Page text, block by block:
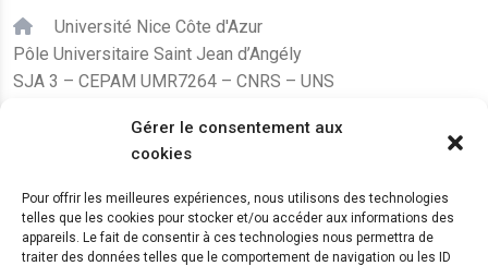
Gérer le consentement aux
cookies
Pour offrir les meilleures expériences, nous utilisons des technologies
telles que les cookies pour stocker et/ou accéder aux informations des
appareils. Le fait de consentir à ces technologies nous permettra de
traiter des données telles que le comportement de navigation ou les ID
Université Nice Côte d'Azur
Pôle Universitaire Saint Jean d’Angély
SJA 3 – CEPAM UMR7264 – CNRS – UNS
+33 (0)4 89 15 24 08